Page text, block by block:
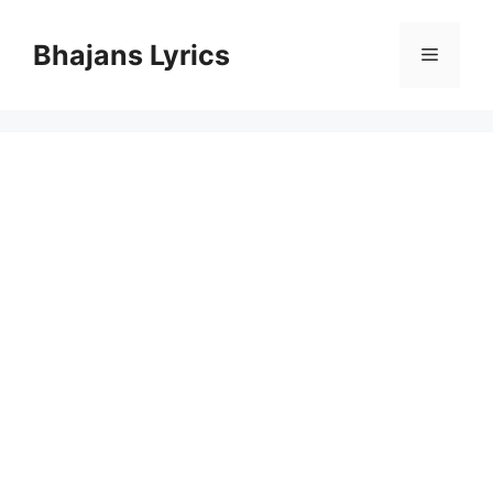
contentBhajans Lyrics Menu